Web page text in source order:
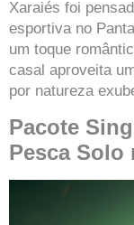
Xaraiés foi
esportiva no
um toque
casal aproveita
por natureza
Pacote
Pesca Solo